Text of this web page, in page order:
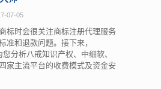
07-05
标时会很关注商标注册代理服务
准和退款问题。接下来，
分析八戒知识产权、中细软、
家主流平台的收费模式及资金安